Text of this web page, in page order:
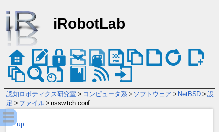
iRobotLab
認知ロボティクス研究室 > コンピュータ系 > ソフトウェア > NetBSD > 設
定 > ファイル > nsswitch.conf
up